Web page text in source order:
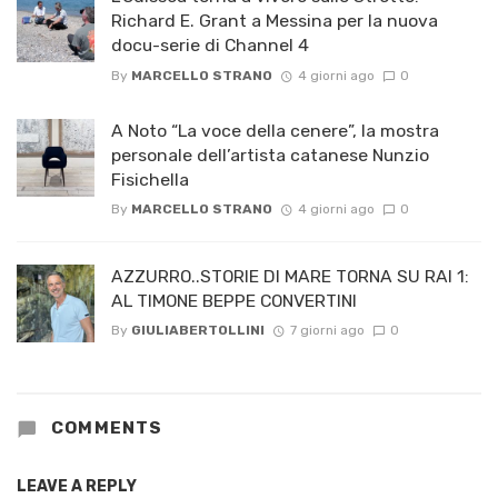
Richard E. Grant a Messina per la nuova
docu-serie di Channel 4
By MARCELLO STRANO 4 giorni ago 0
A Noto “La voce della cenere”, la mostra
personale dell’artista catanese Nunzio
Fisichella
By MARCELLO STRANO 4 giorni ago 0
AZZURRO..STORIE DI MARE TORNA SU RAI 1:
AL TIMONE BEPPE CONVERTINI
By GIULIABERTOLLINI 7 giorni ago 0
COMMENTS
LEAVE A REPLY